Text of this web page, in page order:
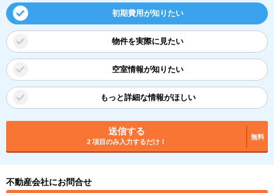
初期費用が知りたい
物件を実際に見たい
空室情報が知りたい
もっと詳細な情報がほしい
送信する
2 項目のみ入力するだけ！
無料
不動産会社にお問合せ